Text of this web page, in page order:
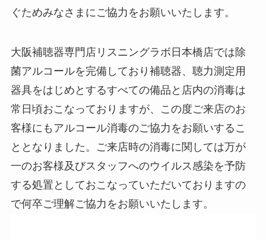
ぐためみなさまにご協力をお願いいたします。
大阪補聴器専門店リスニングラボ日本橋店では除
菌アルコールを完備しており補聴器、聴力測定用
器具をはじめとするすべての備品と店内の消毒は
常日頃おこなっておりますが、この度ご来店のお
客様にもアルコール消毒のご協力をお願いするこ
ととなりました。ご来店時の消毒に関しては万が
一のお客様及びスタッフへのウイルス感染を予防
する処置としておこなっていただいておりますの
で何卒ご理解ご協力をお願いいたします。